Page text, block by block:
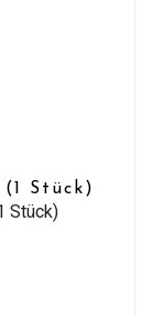
(1 Stück)
Stück)